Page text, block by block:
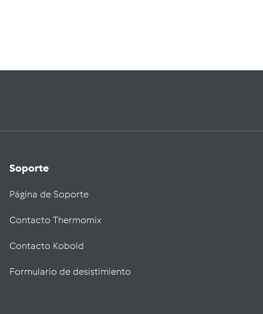
Soporte
Página de Soporte
Contacto Thermomix
Contacto Kobold
Formulario de desistimiento